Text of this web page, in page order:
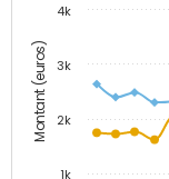
Montant (euros)
1k
2k
3k
4k